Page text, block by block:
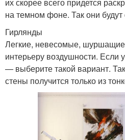
на темном фоне. Так они будут
Гирлянды
Легкие, невесомые, шуршащие
интерьеру воздушности. Если
— выберите такой вариант.
стены получится только из